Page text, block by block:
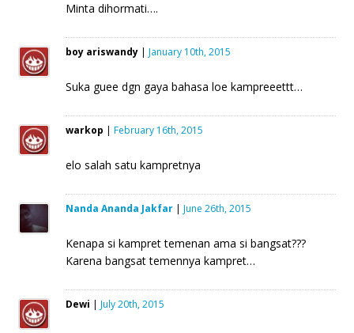
Minta dihormati….
boy ariswandy| January 10th, 2015
Suka guee dgn gaya bahasa loe kampreeettt…
warkop February 16th, 2015
elo salah satu kampretnya
Nanda Ananda Jakfar| June 26th, 2015
Kenapa si kampret temenan ama si bangsat???
Karena bangsat temennya kampret…
Dewi July 20th, 2015